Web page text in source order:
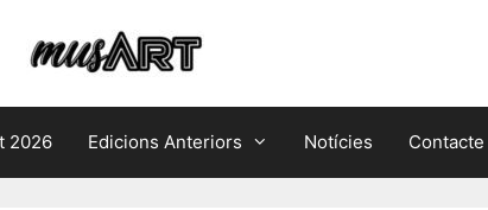
2026 Edicions Anteriors Notícies Contacte